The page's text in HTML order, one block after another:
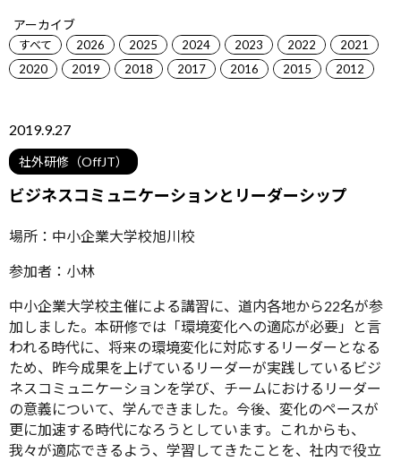
アーカイブ
すべて 2026 2025 2024 2023 2022
2021
2020
2019 2018 2017 2016 2015 2012
2019.9.27
社外研修（OffJT）
ビジネスコミュニケーションとリーダーシップ
場所：中小企業大学校旭川校
参加者：小林
中小企業大学校主催による講習に、道内各地から22名が参
加しました。本研修では「環境変化への適応が必要」と言
われる時代に、将来の環境変化に対応するリーダーとなる
ため、昨今成果を上げているリーダーが実践しているビジ
ネスコミュニケーションを学び、チームにおけるリーダー
の意義について、学んできました。今後、変化のペースが
更に加速する時代になろうとしています。これからも、
我々が適応できるよう、学習してきたことを、社内で役立